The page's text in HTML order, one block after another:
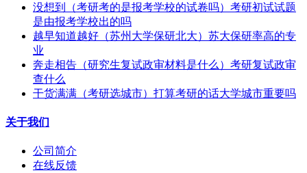
没想到（考研考的是报考学校的试卷吗）考研初试试题
是由报考学校出的吗
越早知道越好（苏州大学保研北大）苏大保研率高的专
业
奔走相告（研究生复试政审材料是什么）考研复试政审
查什么
干货满满（考研选城市）打算考研的话大学城市重要吗
关于我们
公司简介
在线反馈